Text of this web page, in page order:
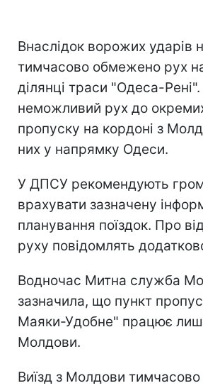
Внаслідок ворожих ударів
тимчасово обмежено рух
ділянці траси "Одеса-
неможливий рух до
пропуску на кордоні з
них у напрямку Одеси.
У ДПСУ рекомендують
врахувати зазначену
планування поїздок. Про
руху повідомлять
Водночас Митна служба
зазначила, що пункт
Маяки-Удобне" працює
Молдови.
Виїзд з Молдови